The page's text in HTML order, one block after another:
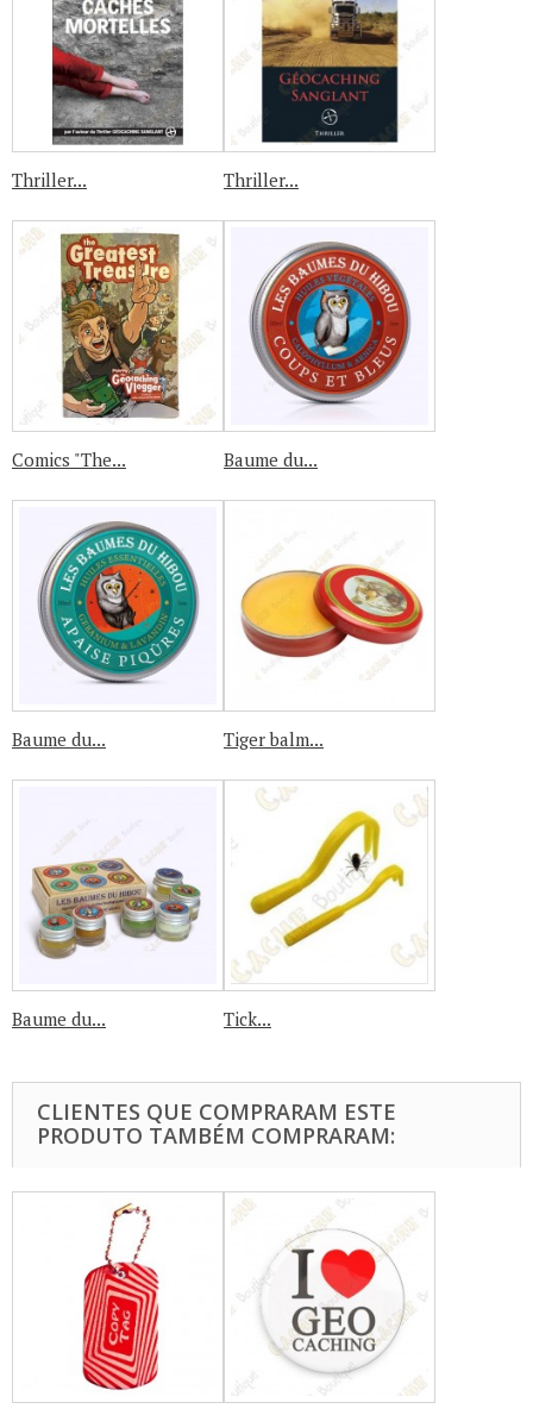
Thriller... Thriller...
Comics "The... Baume du...
Baume du... Tiger balm...
Baume du... Tick...
CLIENTES QUE COMPRARAM ESTE
PRODUTO TAMBÉM COMPRARAM: